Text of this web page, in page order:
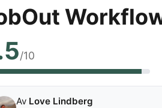
/10
Av Love Lindberg